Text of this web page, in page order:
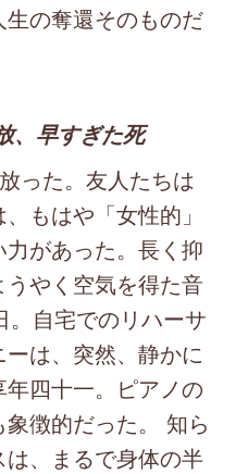
の奪還そのものだ
早すぎた死
った。友人たちは
もはや「女性的」
があった。長く抑
やく空気を得た音
。自宅でのリハーサ
は、突然、静かに
四十一。ピアノの
徴的だった。 知ら
、まるで身体の半